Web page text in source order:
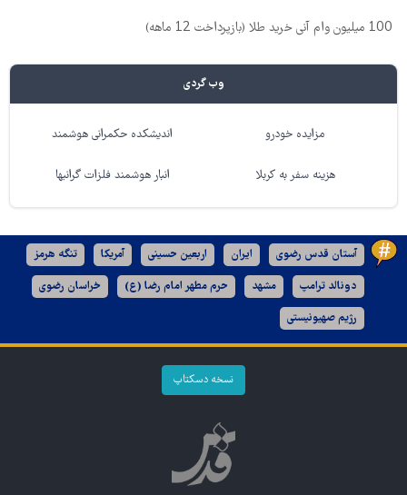
100 میلیون وام آنی خرید طلا (بازپرداخت 12 ماهه)
وب گردی
مزایده خودرو اندیشکده حکمرانی هوشمند
هزینه سفر به کربلا انبار هوشمند فلزات گرانبها
آستان قدس رضوی ایران اربعین حسینی آمریکا تنگه هرمز
دونالد ترامپ مشهد حرم مطهر امام رضا (ع) خراسان رضوی
رژیم صهیونیستی
نسخه دسکتاپ